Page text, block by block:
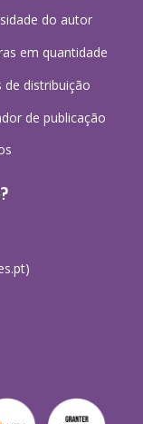
do autor
em quantidade
de distribuição
de publicação
)